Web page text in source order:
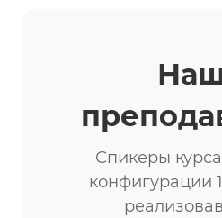
Спикеры
конфигурации